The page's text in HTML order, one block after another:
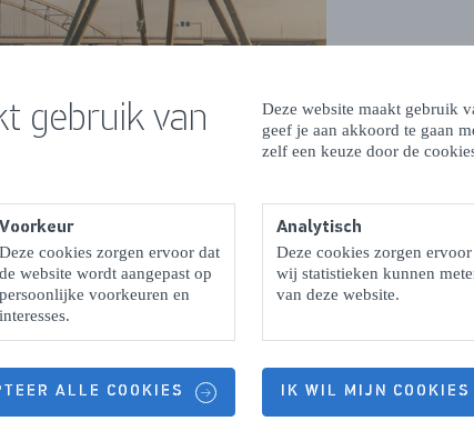
gebruik van
Deze website maakt gebruik
geef je aan akkoord te gaan
zelf een keuze door de
Voorkeur
Deze cookies zorgen ervoor dat
de website wordt aangepast op
persoonlijke voorkeuren en
interesses.
Analytisch
Deze cookies zorgen
wij statistieken kunnen
van deze website.
ALLE COOKIES IK WIL MIJN
op
Beveland
op de
tegelijk